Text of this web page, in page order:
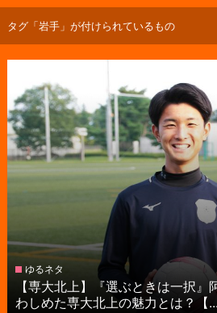
タグ「岩手」が付けられているもの
ゆるネタ
【専大北上】『選ぶときは一択
わしめた専大北上の魅力とは？【...